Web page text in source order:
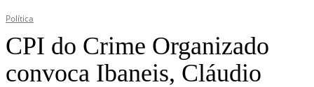
Política
CPI do Crime Organizado
convoca Ibaneis, Cláudio